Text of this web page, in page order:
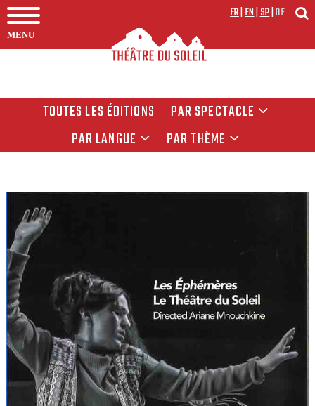
MENU
FR|EN|SP|DE
TOUTES LES ÉDITIONS
PAR SPECTACLE
PAR LANGUE
PAR THÈME